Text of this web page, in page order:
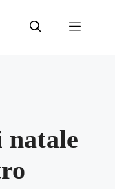
Menu
natale